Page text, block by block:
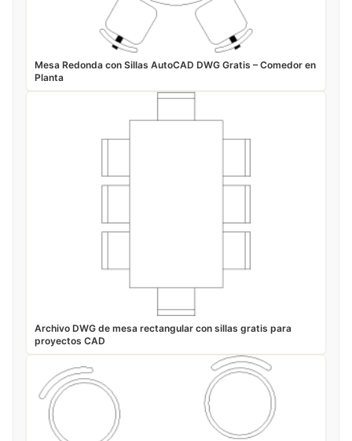
Mesa Redonda con Sillas AutoCAD DWG Gratis – Comedor en
Planta
Archivo DWG de mesa rectangular con sillas gratis para
proyectos CAD